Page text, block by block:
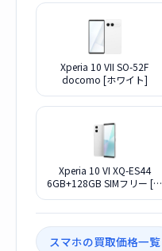
Xperia 10 VII SO-52F
docomo [ホワイト]
Xperia 10 VI XQ-ES44
6GB+128GB SIMフリー [ホ
スマホの買取価格一覧